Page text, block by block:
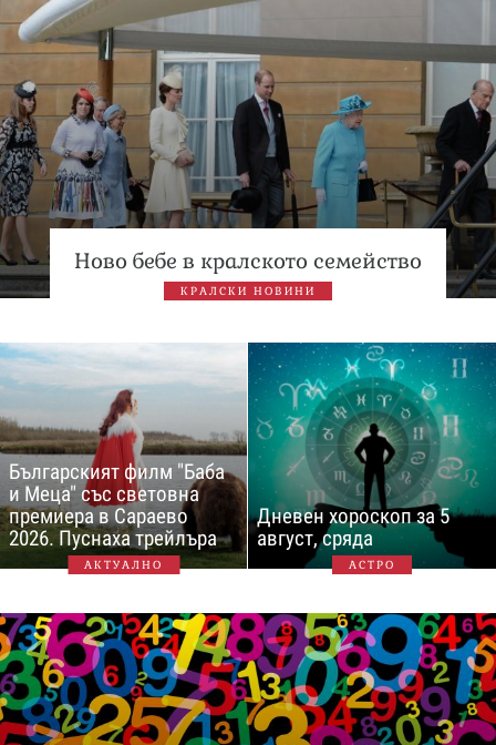
Ново бебе в кралското семейство
КРАЛСКИ НОВИНИ
Българският филм "Баба
и Меца" със световна
премиера в Сараево
2026. Пуснаха трейлъра
АКТУАЛНО
Дневен хороскоп за 5
август, сряда
АСТРО